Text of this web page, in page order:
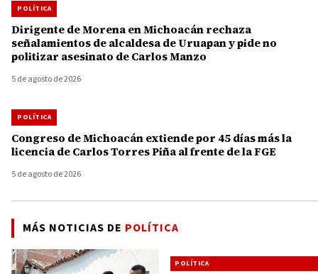
POLÍTICA
Dirigente de Morena en Michoacán rechaza
señalamientos de alcaldesa de Uruapan y pide no
politizar asesinato de Carlos Manzo
5 de agosto de 2026
POLÍTICA
Congreso de Michoacán extiende por 45 días más la
licencia de Carlos Torres Piña al frente de la FGE
5 de agosto de 2026
MÁS NOTICIAS DE POLÍTICA
POLÍTICA